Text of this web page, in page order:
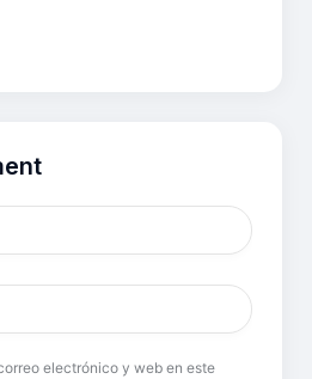
electrónico y web en este